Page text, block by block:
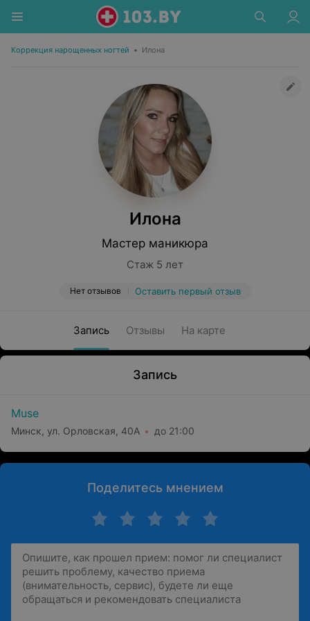
Коррекция нарощенных ногтей • Илона
Илона
Мастер маникюра
Стаж 5 лет
Нет отзывов Оставить первый отзыв
Запись Отзывы На карте
Запись
Muse
Минск, ул. Орловская, 40А до 21:00
Поделитесь мнением